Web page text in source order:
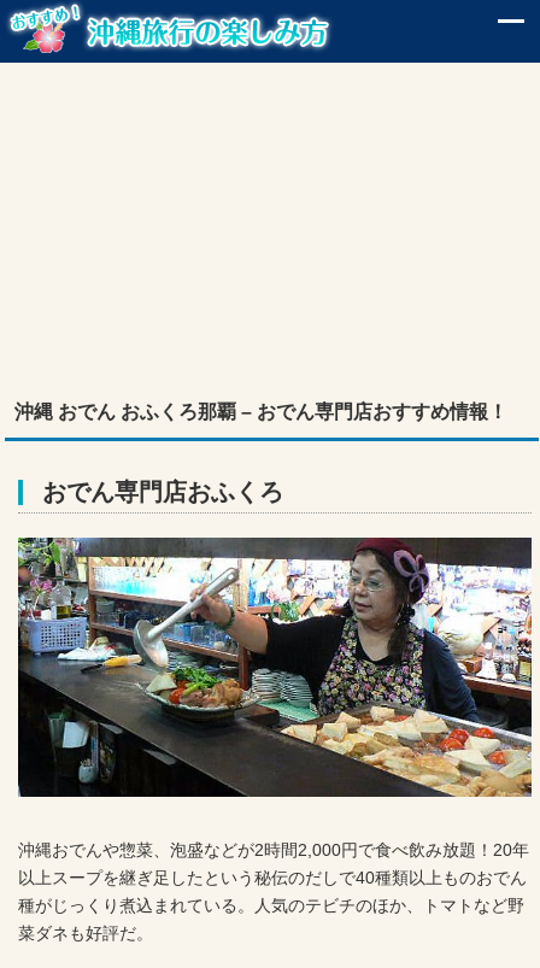
沖縄 おでん おふくろ那覇 – おでん専門店おすすめ情報！
おでん専門店おふくろ
沖縄おでんや惣菜、泡盛などが2時間2,000円で食べ飲み放題！20年
以上スープを継ぎ足したという秘伝のだしで40種類以上ものおでん
種がじっくり煮込まれている。人気のテビチのほか、トマトなど野
菜ダネも好評だ。